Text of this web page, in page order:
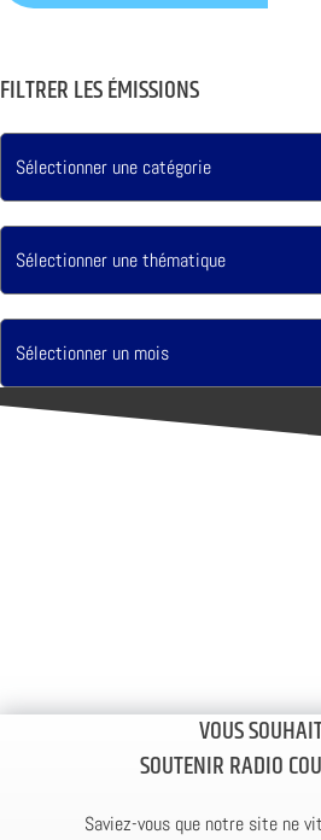
FILTRER LES ÉMISSIONS
VOUS
SOUTENIR RADIO
Saviez-vous que notre site ne